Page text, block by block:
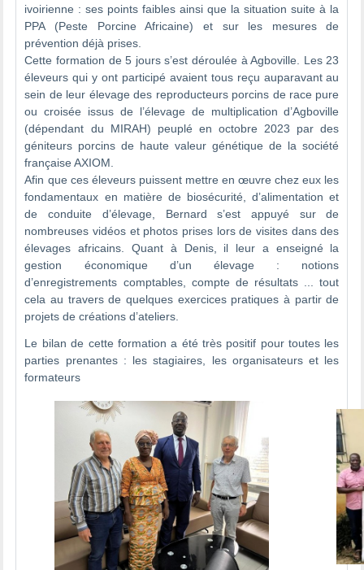
ivoirienne : ses points faibles ainsi que la situation suite à la
PPA (Peste Porcine Africaine) et sur les mesures de
prévention déjà prises.
Cette formation de 5 jours s’est déroulée à Agboville. Les 23
éleveurs qui y ont participé avaient tous reçu auparavant au
sein de leur élevage des reproducteurs porcins de race pure
ou croisée issus de l’élevage de multiplication d’Agboville
(dépendant du MIRAH) peuplé en octobre 2023 par des
géniteurs porcins de haute valeur génétique de la société
française AXIOM.
Afin que ces éleveurs puissent mettre en œuvre chez eux les
fondamentaux en matière de biosécurité, d’alimentation et
de conduite d’élevage, Bernard s’est appuyé sur de
nombreuses vidéos et photos prises lors de visites dans des
élevages africains. Quant à Denis, il leur a enseigné la
gestion économique d’un élevage : notions
d’enregistrements comptables, compte de résultats ... tout
cela au travers de quelques exercices pratiques à partir de
projets de créations d’ateliers.
Le bilan de cette formation a été très positif pour toutes les
parties prenantes : les stagiaires, les organisateurs et les
formateurs